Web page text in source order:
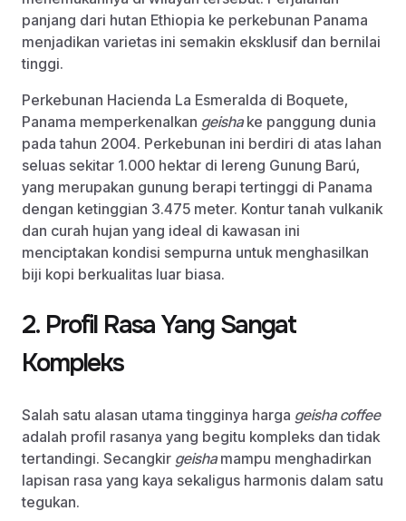
panjang dari hutan Ethiopia ke perkebunan Panama
menjadikan varietas ini semakin eksklusif dan bernilai
tinggi.
Perkebunan Hacienda La Esmeralda di Boquete,
Panama memperkenalkan geishake panggung dunia
pada tahun 2004. Perkebunan ini berdiri di atas lahan
seluas sekitar 1.000 hektar di lereng Gunung Barú,
yang merupakan gunung berapi tertinggi di Panama
dengan ketinggian 3.475 meter. Kontur tanah vulkanik
dan curah hujan yang ideal di kawasan ini
menciptakan kondisi sempurna untuk menghasilkan
biji kopi berkualitas luar biasa.
2. Profil Rasa Yang Sangat
Kompleks
Salah satu alasan utama tingginya harga geisha coffee
adalah profil rasanya yang begitu kompleks dan tidak
tertandingi. Secangkir geishamampu menghadirkan
lapisan rasa yang kaya sekaligus harmonis dalam satu
tegukan.